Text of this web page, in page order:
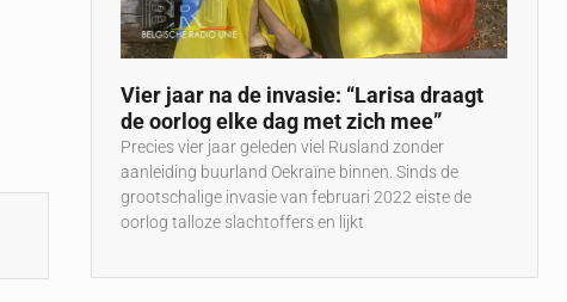
Vier jaar na de invasie: “Larisa draagt
de oorlog elke dag met zich mee”
Precies vier jaar geleden viel Rusland zonder
aanleiding buurland Oekraïne binnen. Sinds de
grootschalige invasie van februari 2022 eiste de
oorlog talloze slachtoffers en lijkt